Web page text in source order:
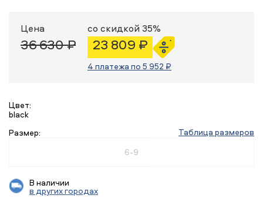
Цена
36 630 ₽
со скидкой 35%
23 809 ₽
4 платежа по 5 952 ₽
Цвет:
black
Размер:
Таблица размеров
6-9
В наличии
в других городах